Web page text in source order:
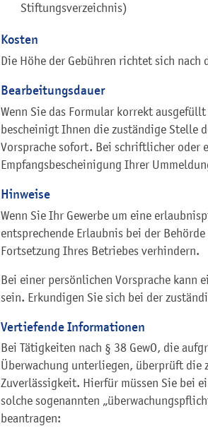
Stiftungsverzeichnis)
Kosten
Die Höhe der Gebühren richtet sich nach
Bearbeitungsdauer
Wenn Sie das Formular korrekt
bescheinigt Ihnen die zuständige Stelle
Vorsprache sofort. Bei schriftlicher oder
Empfangsbescheinigung Ihrer
Hinweise
Wenn Sie Ihr Gewerbe um eine
entsprechende Erlaubnis bei der
Fortsetzung Ihres Betriebes verhindern.
Bei einer persönlichen Vorsprache kann
sein. Erkundigen Sie sich bei der
Vertiefende Informationen
Bei Tätigkeiten nach § 38 GewO, die
Überwachung unterliegen, überprüft die
Zuverlässigkeit. Hierfür müssen Sie bei
solche sogenannten
beantragen: